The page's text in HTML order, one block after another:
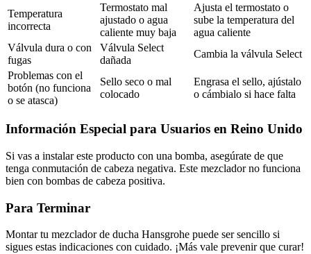
Temperatura
incorrecta
Termostato mal
ajustado o agua
caliente muy baja
Ajusta el termostato o
sube la temperatura del
agua caliente
Válvula dura o con
fugas
Válvula Select
dañada
Cambia la válvula Select
Problemas con el
botón (no funciona
o se atasca)
Sello seco o mal
colocado
Engrasa el sello, ajústalo
o cámbialo si hace falta
Información Especial para Usuarios en Reino Unido
Si vas a instalar este producto con una bomba, asegúrate de que
tenga conmutación de cabeza negativa. Este mezclador no funciona
bien con bombas de cabeza positiva.
Para Terminar
Montar tu mezclador de ducha Hansgrohe puede ser sencillo si
sigues estas indicaciones con cuidado. ¡Más vale prevenir que curar!